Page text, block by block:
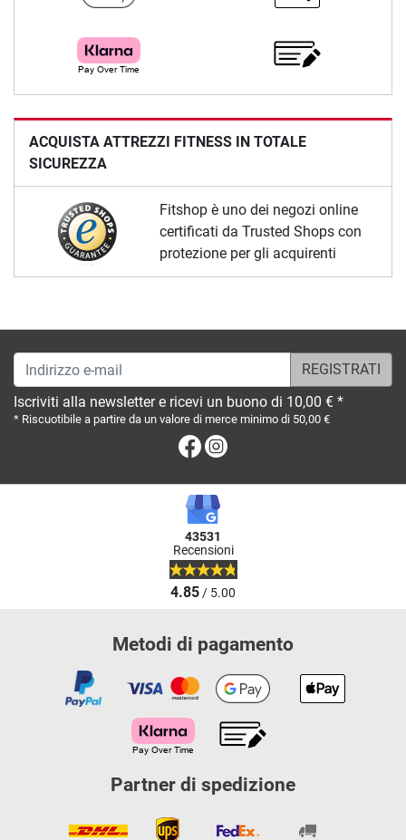
ACQUISTA ATTREZZI FITNESS IN TOTALE
SICUREZZA
Fitshop è uno dei negozi online
certificati da Trusted Shops con
protezione per gli acquirenti
Indirizzo e-mail
Iscriviti alla newsletter e ricevi un buono di 10,00 € *
* Riscuotibile a partire da un valore di merce minimo di 50,00 €
Facebook
43531
Recensioni
4.85/ 5.00
Metodi di pagamento
Partner di spedizione